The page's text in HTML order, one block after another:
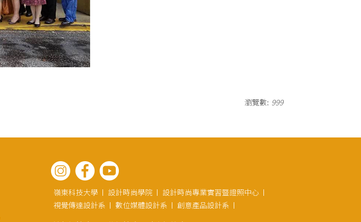
瀏覽數: 999
嶺東科技大學 設計時尚學院
設計時尚專業實習暨證照中心
視覺傳達設計系
數位媒體設計系
創意產品設計系